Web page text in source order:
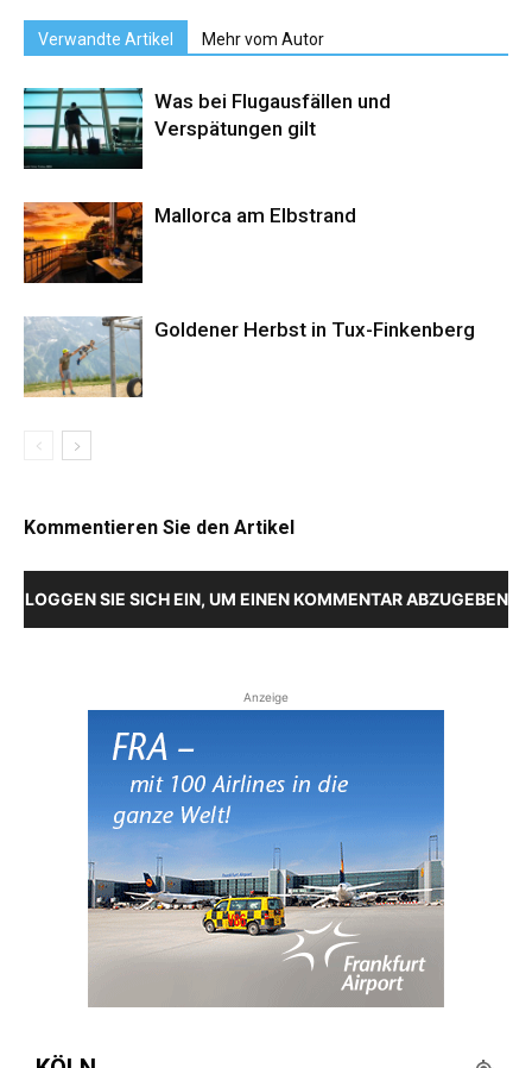
Verwandte Artikel Mehr vom Autor
Was bei Flugausfällen und
Verspätungen gilt
Mallorca am Elbstrand
Goldener Herbst in Tux-Finkenberg
Kommentieren Sie den Artikel
LOGGEN SIE SICH EIN, UM EINEN KOMMENTAR ABZUGEBEN
Anzeige